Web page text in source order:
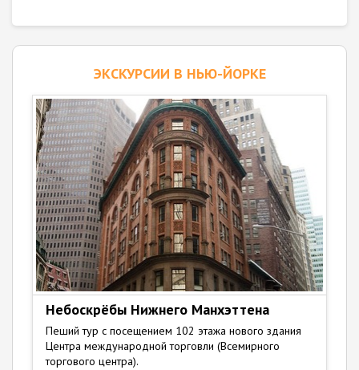
ЭКСКУРСИИ В НЬЮ-ЙОРКЕ
Небоскрёбы Нижнего Манхэттена
Пеший тур с посещением 102 этажа нового здания
Центра международной торговли (Всемирного
торгового центра).